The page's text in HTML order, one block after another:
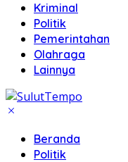
Kriminal
Politik
Pemerintahan
Olahraga
Lainnya
Beranda
Politik